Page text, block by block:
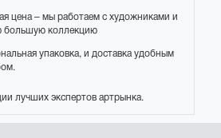
цена – мы работаем с художниками и
большую коллекцию
упаковка, и доставка удобным
лучших экспертов артрынка.